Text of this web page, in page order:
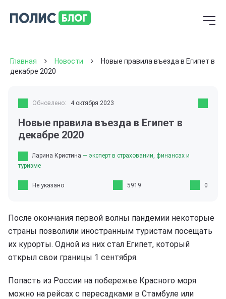
Главная Новости
Новые правила въезда в Египет в
декабре 2020
Обновлено: 4 октября 2023
Новые правила въезда в Египет в
декабре 2020
Ларина Кристина — эксперт в страховании, финансах и
туризме
Не указано 5919 0
После окончания первой волны пандемии некоторые
страны позволили иностранным туристам посещать
их курорты. Одной из них стал Египет, который
открыл свои границы 1 сентября.
Попасть из России на побережье Красного моря
можно на рейсах с пересадками в Стамбуле или